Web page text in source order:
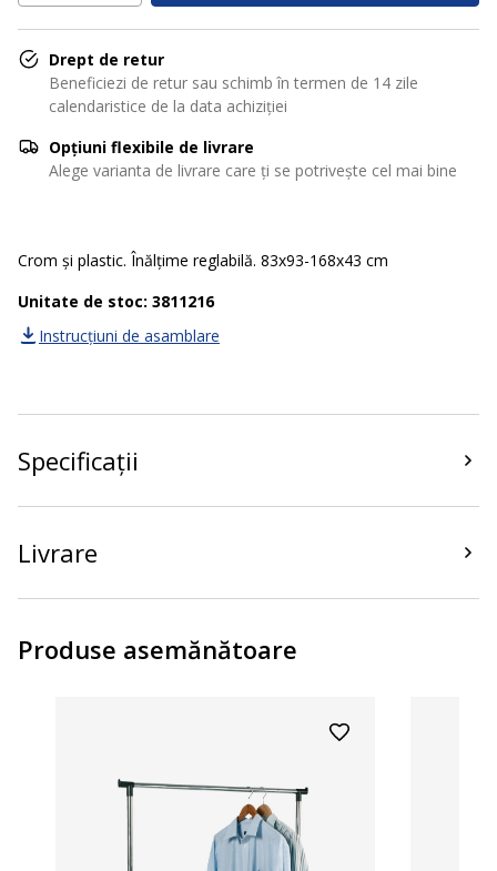
Drept de retur
Beneficiezi de retur sau schimb în termen de 14 zile
calendaristice de la data achiziției
Opțiuni flexibile de livrare
Alege varianta de livrare care ți se potrivește cel mai bine
Crom și plastic. Înălțime reglabilă. 83x93-168x43 cm
Unitate de stoc: 3811216
Instrucțiuni de asamblare
Specificații
Livrare
Produse asemănătoare